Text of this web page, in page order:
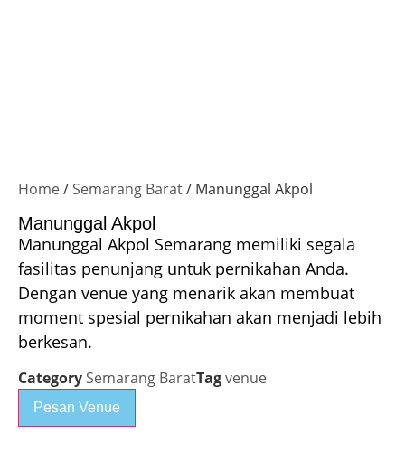
Home/ Semarang Barat/ Manunggal Akpol
Manunggal Akpol
Manunggal Akpol Semarang memiliki segala
fasilitas penunjang untuk pernikahan Anda.
Dengan venue yang menarik akan membuat
moment spesial pernikahan akan menjadi lebih
berkesan.
Category Semarang BaratTagvenue
Pesan Venue